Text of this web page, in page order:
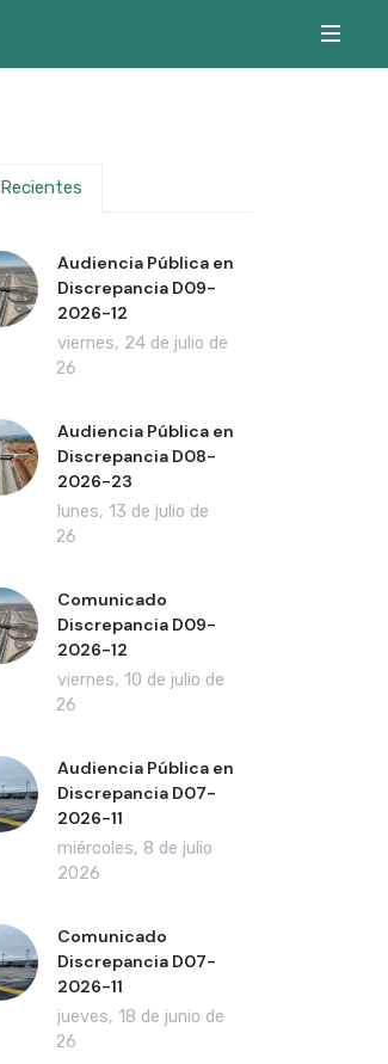
Recientes
Audiencia Pública en
Discrepancia D09-
2026-12
viernes, 24 de julio de
2026
Audiencia Pública en
Discrepancia D08-
2026-23
lunes, 13 de julio de
2026
Comunicado
Discrepancia D09-
2026-12
viernes, 10 de julio de
2026
Audiencia Pública en
Discrepancia D07-
2026-11
miércoles, 8 de julio
de 2026
Comunicado
Discrepancia D07-
2026-11
jueves, 18 de junio de
2026